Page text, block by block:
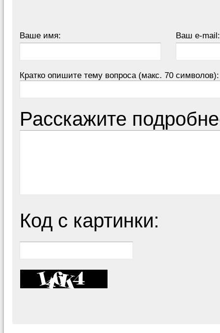
Ваше имя: Ваш e-mail:
Кратко опишите тему вопроса (макс. 70 символов):
Расскажите
Код с картинки: